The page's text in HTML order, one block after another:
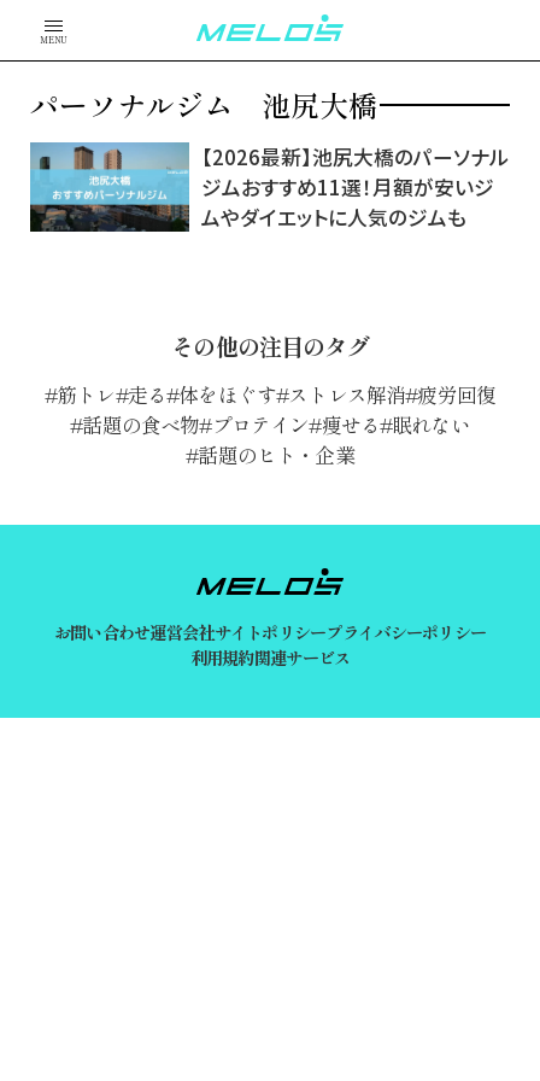
MENU
パーソナルジム 池尻大橋
【2026最新】池尻大橋のパーソナル
ジムおすすめ11選！月額が安いジ
ムやダイエットに人気のジムも
その他の注目のタグ
筋トレ 走る 体をほぐす ストレス解消 疲労回復
話題の食べ物 プロテイン 痩せる 眠れない
話題のヒト・企業
お問い合わせ運営会社サイトポリシープライバシーポリシー
利用規約関連サービス